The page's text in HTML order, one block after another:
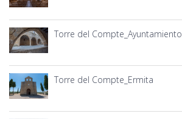
Torre del Compte_Ayuntamiento
Torre del Compte_Ermita